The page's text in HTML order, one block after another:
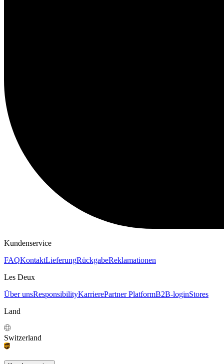
Kundenservice
FAQKontaktLieferungRückgabeReklamationen
Les Deux
Über unsResponsibilityKarrierePartner PlatformB2B-loginStores
Land
Switzerland